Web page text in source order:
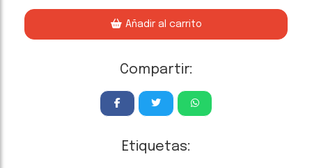
Añadir al carrito
Compartir:
Etiquetas: